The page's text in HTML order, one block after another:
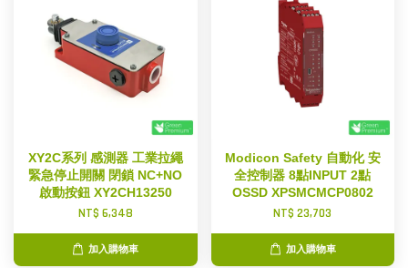
XY2C系列 感測器 工業拉繩
緊急停止開關 閉鎖 NC+NO
啟動按鈕 XY2CH13250
NT$ 6,348
加入購物車
Modicon Safety 自動化 安
全控制器 8點INPUT 2點
OSSD XPSMCMCP0802
NT$ 23,703
加入購物車